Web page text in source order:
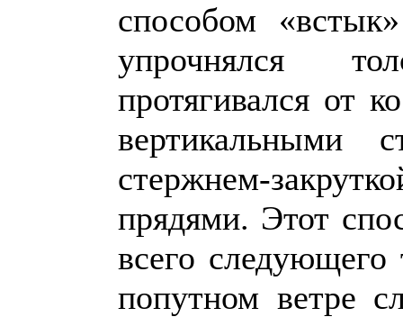
способом
упрочнялся
протягивался от
вертикальными
стержнем-
прядями. Этот
всего
попутном ветре